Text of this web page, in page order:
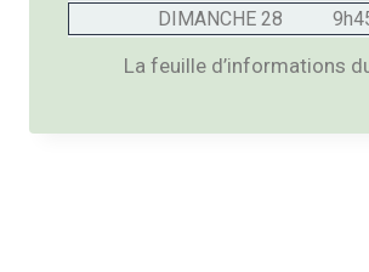
DIMANCHE 28
La feuille d’informations